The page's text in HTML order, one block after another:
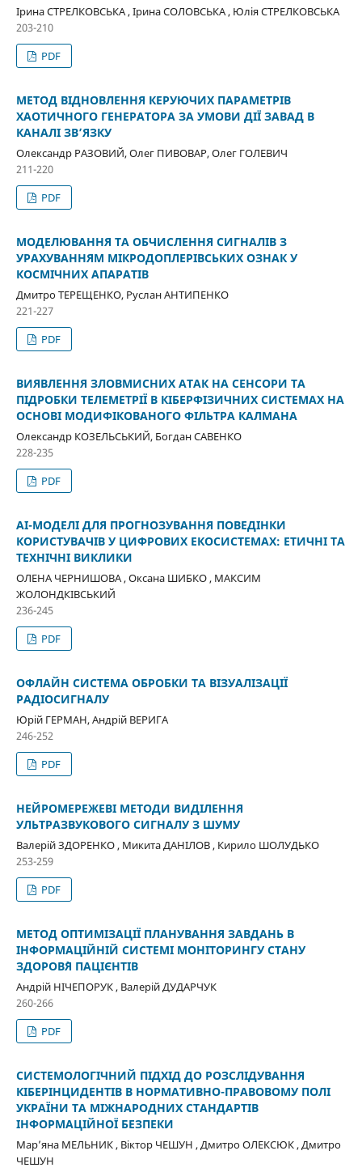
Ірина СТРЕЛКОВСЬКА , Ірина СОЛОВСЬКА , Юлія СТРЕЛКОВСЬКА
203-210
PDF
МЕТОД ВІДНОВЛЕННЯ КЕРУЮЧИХ ПАРАМЕТРІВ
ХАОТИЧНОГО ГЕНЕРАТОРА ЗА УМОВИ ДІЇ ЗАВАД В
КАНАЛІ ЗВ’ЯЗКУ
Олександр РАЗОВИЙ, Олег ПИВОВАР, Олег ГОЛЕВИЧ
211-220
PDF
МОДЕЛЮВАННЯ ТА ОБЧИСЛЕННЯ СИГНАЛІВ З
УРАХУВАННЯМ МІКРОДОПЛЕРІВСЬКИХ ОЗНАК У
КОСМІЧНИХ АПАРАТІВ
Дмитро ТЕРЕЩЕНКО, Руслан АНТИПЕНКО
221-227
PDF
ВИЯВЛЕННЯ ЗЛОВМИСНИХ АТАК НА СЕНСОРИ ТА
ПІДРОБКИ ТЕЛЕМЕТРІЇ В КІБЕРФІЗИЧНИХ СИСТЕМАХ НА
ОСНОВІ МОДИФІКОВАНОГО ФІЛЬТРА КАЛМАНА
Олександр КОЗЕЛЬСЬКИЙ, Богдан САВЕНКО
228-235
PDF
AI-МОДЕЛІ ДЛЯ ПРОГНОЗУВАННЯ ПОВЕДІНКИ
КОРИСТУВАЧІВ У ЦИФРОВИХ ЕКОСИСТЕМАХ: ЕТИЧНІ ТА
ТЕХНІЧНІ ВИКЛИКИ
ОЛЕНА ЧЕРНИШОВА , Оксана ШИБКО , МАКСИМ
ЖОЛОНДКІВСЬКИЙ
236-245
PDF
ОФЛАЙН СИСТЕМА ОБРОБКИ ТА ВІЗУАЛІЗАЦІЇ
РАДІОСИГНАЛУ
Юрій ГЕРМАН, Андрій ВЕРИГА
246-252
PDF
НЕЙРОМЕРЕЖЕВІ МЕТОДИ ВИДІЛЕННЯ
УЛЬТРАЗВУКОВОГО СИГНАЛУ З ШУМУ
Валерій ЗДОРЕНКО , Микита ДАНІЛОВ , Кирило ШОЛУДЬКО
253-259
PDF
МЕТОД ОПТИМІЗАЦІЇ ПЛАНУВАННЯ ЗАВДАНЬ В
ІНФОРМАЦІЙНІЙ СИСТЕМІ МОНІТОРИНГУ СТАНУ
ЗДОРОВ`Я ПАЦІЄНТІВ
Андрій НІЧЕПОРУК , Валерій ДУДАРЧУК
260-266
PDF
СИСТЕМОЛОГІЧНИЙ ПІДХІД ДО РОЗСЛІДУВАННЯ
КІБЕРІНЦИДЕНТІВ В НОРМАТИВНО-ПРАВОВОМУ ПОЛІ
УКРАЇНИ ТА МІЖНАРОДНИХ СТАНДАРТІВ
ІНФОРМАЦІЙНОЇ БЕЗПЕКИ
Мар’яна МЕЛЬНИК , Віктор ЧЕШУН , Дмитро ОЛЕКСЮК , Дмитро
ЧЕШУН